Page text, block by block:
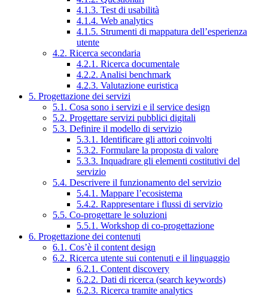
4.1.3. Test di usabilità
4.1.4. Web analytics
4.1.5. Strumenti di mappatura dell’esperienza
utente
4.2. Ricerca secondaria
4.2.1. Ricerca documentale
4.2.2. Analisi benchmark
4.2.3. Valutazione euristica
5. Progettazione dei servizi
5.1. Cosa sono i servizi e il service design
5.2. Progettare servizi pubblici digitali
5.3. Definire il modello di servizio
5.3.1. Identificare gli attori coinvolti
5.3.2. Formulare la proposta di valore
5.3.3. Inquadrare gli elementi costitutivi del
servizio
5.4. Descrivere il funzionamento del servizio
5.4.1. Mappare l’ecosistema
5.4.2. Rappresentare i flussi di servizio
5.5. Co-progettare le soluzioni
5.5.1. Workshop di co-progettazione
6. Progettazione dei contenuti
6.1. Cos’è il content design
6.2. Ricerca utente sui contenuti e il linguaggio
6.2.1. Content discovery
6.2.2. Dati di ricerca (search keywords)
6.2.3. Ricerca tramite analytics